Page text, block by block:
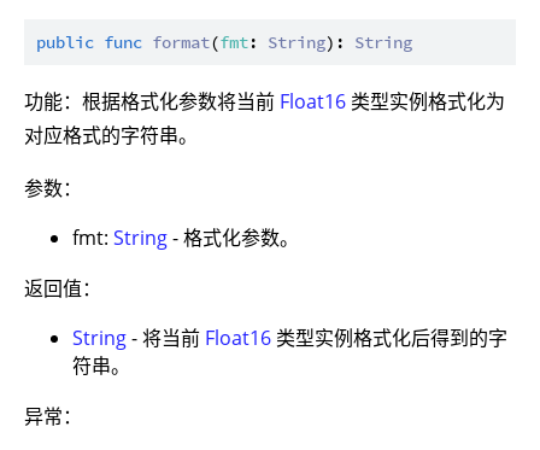
public func format(fmt: String): String
功能：根据格式化参数将当前 Float16 类型实例格式化为
对应格式的字符串。
参数：
fmt: String- 格式化参数。
返回值：
String- 将当前 Float16 类型实例格式化后得到的字
符串。
异常：